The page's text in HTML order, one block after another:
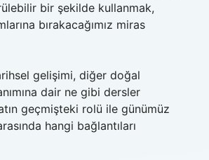
bir şekilde kullanmak,
bırakacağımız miras
gelişimi, diğer doğal
dair ne gibi dersler
geçmişteki rolü ile günümüz
hangi bağlantıları